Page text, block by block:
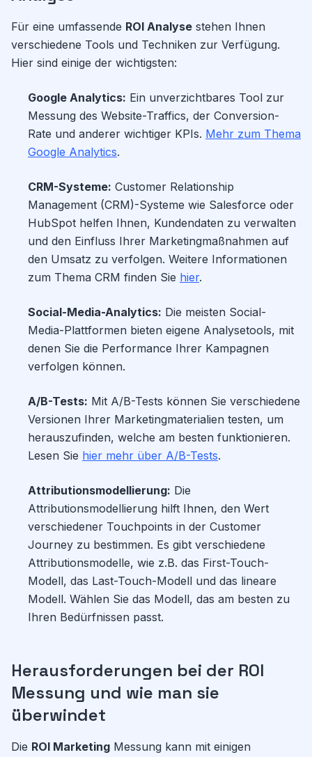
Für eine umfassende ROI Analyse stehen Ihnen
verschiedene Tools und Techniken zur Verfügung.
Hier sind einige der wichtigsten:
Google Analytics: Ein unverzichtbares Tool zur
Messung des Website-Traffics, der Conversion-
Rate und anderer wichtiger KPIs. Mehr zum Thema
Google Analytics.
CRM-Systeme: Customer Relationship
Management (CRM)-Systeme wie Salesforce oder
HubSpot helfen Ihnen, Kundendaten zu verwalten
und den Einfluss Ihrer Marketingmaßnahmen auf
den Umsatz zu verfolgen. Weitere Informationen
zum Thema CRM finden Sie hier.
Social-Media-Analytics: Die meisten Social-
Media-Plattformen bieten eigene Analysetools, mit
denen Sie die Performance Ihrer Kampagnen
verfolgen können.
A/B-Tests: Mit A/B-Tests können Sie verschiedene
Versionen Ihrer Marketingmaterialien testen, um
herauszufinden, welche am besten funktionieren.
Lesen Sie hier mehr über A/B-Tests.
Attributionsmodellierung: Die
Attributionsmodellierung hilft Ihnen, den Wert
verschiedener Touchpoints in der Customer
Journey zu bestimmen. Es gibt verschiedene
Attributionsmodelle, wie z.B. das First-Touch-
Modell, das Last-Touch-Modell und das lineare
Modell. Wählen Sie das Modell, das am besten zu
Ihren Bedürfnissen passt.
Herausforderungen bei der ROI
Messung und wie man sie
überwindet
Die ROI Marketing Messung kann mit einigen